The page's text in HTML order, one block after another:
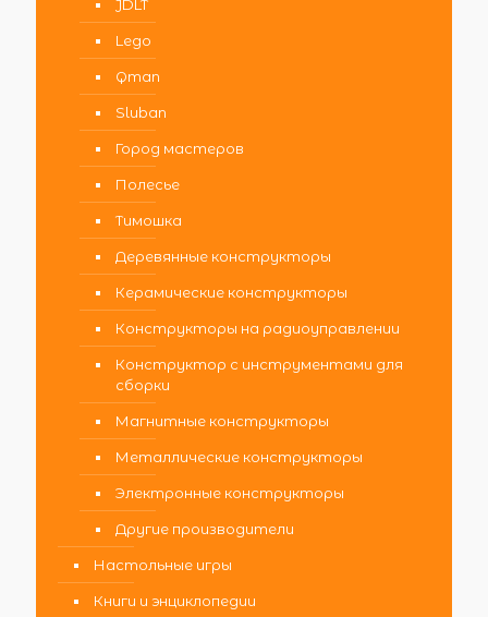
JDLT
Lego
Qman
Sluban
Город мастеров
Полесье
Тимошка
Деревянные конструкторы
Керамические конструкторы
Конструкторы на радиоуправлении
Конструктор с инструментами для
сборки
Магнитные конструкторы
Металлические конструкторы
Электронные конструкторы
Другие производители
Настольные игры
Книги и энциклопедии